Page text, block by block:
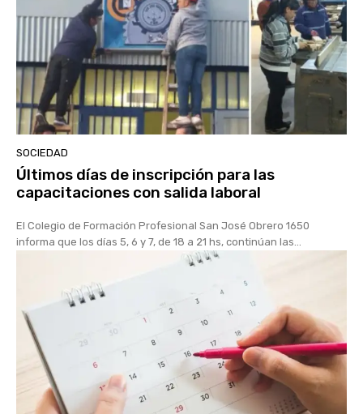
SOCIEDAD
Últimos días de inscripción para las
capacitaciones con salida laboral
El Colegio de Formación Profesional San José Obrero 1650
informa que los días 5, 6 y 7, de 18 a 21 hs, continúan las...